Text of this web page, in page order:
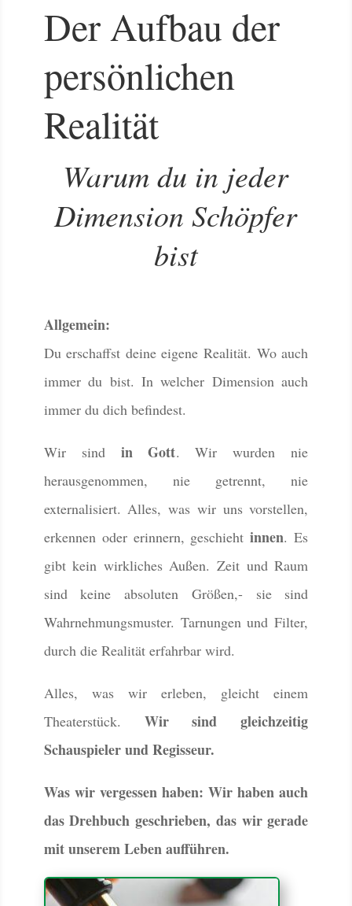
Der Aufbau der
persönlichen
Realität
Warum du in jeder
Dimension Schöpfer
bist
Allgemein:
Du erschaffst deine eigene Realität. Wo auch
immer du bist. In welcher Dimension auch
immer du dich befindest.
Wir sind in Gott. Wir wurden nie
herausgenommen, nie getrennt, nie
externalisiert. Alles, was wir uns vorstellen,
erkennen oder erinnern, geschiehtinnen. Es
gibt kein wirkliches Außen. Zeit und Raum
sind keine absoluten Größen,- sie sind
Wahrnehmungsmuster. Tarnungen und Filter,
durch die Realität erfahrbar wird.
Alles, was wir erleben, gleicht einem
Theaterstück. Wir sind gleichzeitig
Schauspieler und Regisseur.
Was wir vergessen haben: Wir haben auch
das Drehbuch geschrieben, das wir gerade
mit unserem Leben aufführen.